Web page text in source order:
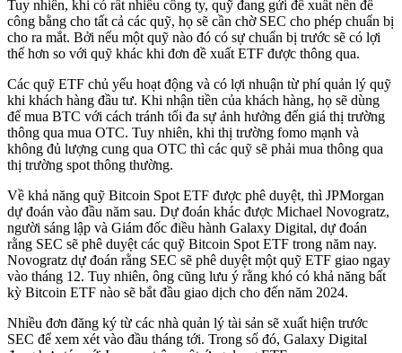
Tuy nhiên, khi có rất nhiều công ty, quỹ đang gửi đề xuất nên để
công bằng cho tất cả các quỹ, họ sẽ cần chờ SEC cho phép chuẩn bị
cho ra mắt. Bởi nếu một quỹ nào đó có sự chuẩn bị trước sẽ có lợi
thế hơn so với quỹ khác khi đơn đề xuất ETF được thông qua.
Các quỹ ETF chủ yếu hoạt động và có lợi nhuận từ phí quản lý quỹ
khi khách hàng đầu tư. Khi nhận tiền của khách hàng, họ sẽ dùng
để mua BTC với cách tránh tối đa sự ảnh hưởng đến giá thị trường
thông qua mua OTC. Tuy nhiên, khi thị trường fomo mạnh và
không đủ lượng cung qua OTC thì các quỹ sẽ phải mua thông qua
thị trường spot thông thường.
Về khả năng quỹ Bitcoin Spot ETF được phê duyệt, thì JPMorgan
dự đoán vào đầu năm sau. Dự đoán khác được Michael Novogratz,
người sáng lập và Giám đốc điều hành Galaxy Digital, dự đoán
rằng SEC sẽ phê duyệt các quỹ Bitcoin Spot ETF trong năm nay.
Novogratz dự đoán rằng SEC sẽ phê duyệt một quỹ ETF giao ngay
vào tháng 12. Tuy nhiên, ông cũng lưu ý rằng khó có khả năng bất
kỳ Bitcoin ETF nào sẽ bắt đầu giao dịch cho đến năm 2024.
Nhiều đơn đăng ký từ các nhà quản lý tài sản sẽ xuất hiện trước
SEC để xem xét vào đầu tháng tới. Trong số đó, Galaxy Digital